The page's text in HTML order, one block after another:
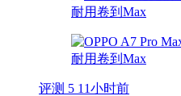
评测 5 11小时前